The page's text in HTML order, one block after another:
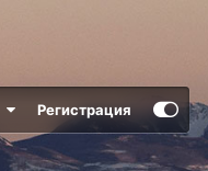
Регистрация